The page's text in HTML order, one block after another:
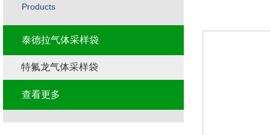
Products
泰德拉气体采样袋
特氟龙气体采样袋
查看更多